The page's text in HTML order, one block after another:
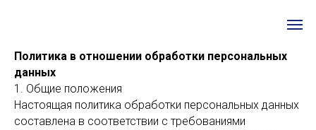
Политика в отношении обработки персональных
данных
1. Общие положения
Настоящая политика обработки персональных данных
составлена в соответствии с требованиями